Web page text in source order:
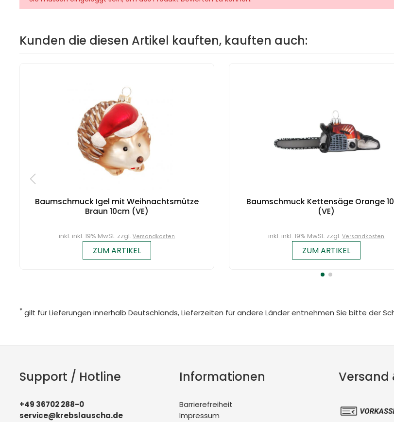
Kunden die diesen Artikel kauften, kauften auch:
Baumschmuck Igel mit Weihnachtsmütze
Braun 10cm (VE)
inkl. inkl. 19% MwSt. zzgl.Versandkosten
ZUM ARTIKEL
Baumschmuck Kettensäge Orange
(VE)
inkl. inkl. 19% MwSt. zzgl.Versandkosten
ZUM ARTIKEL
* gilt für Lieferungen innerhalb Deutschlands, Lieferzeiten für andere Länder entnehmen Sie bitte der
Support / Hotline
+49 36702 288-0
service@krebslauscha.de
Informationen
Barrierefreiheit
Impressum
Versand